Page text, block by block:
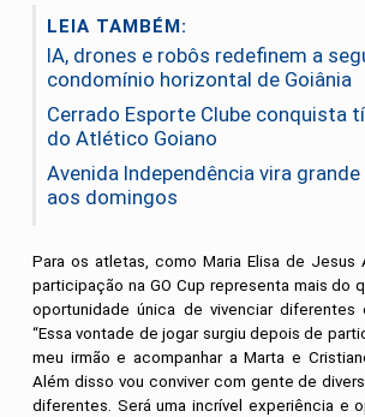
LEIA TAMBÉM:
IA, drones e robôs redefinem a
condomínio horizontal de Goiânia
Cerrado Esporte Clube conquista
do Atlético Goiano
Avenida Independência vira
aos domingos
Para os atletas, como Maria Elisa de Jesus
participação na GO Cup representa mais do
oportunidade única de vivenciar diferentes
“Essa vontade de jogar surgiu depois de
meu irmão e acompanhar a Marta e
Além disso vou conviver com gente de
diferentes. Será uma incrível experiência e